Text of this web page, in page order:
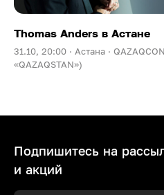
Thomas Anders в Астане
31.10, 20:00 · Астана ·
«QAZAQSTAN»)
Подпишитесь на
и акций